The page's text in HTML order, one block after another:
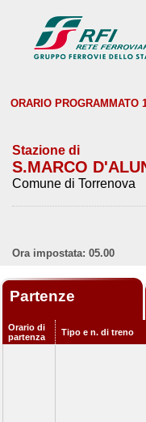
ORARIO
Stazione di
S.MARCO
Comune di Torrenova
Ora impostata: 05.00
Partenze
Orario di
partenza
Tipo e n. di treno